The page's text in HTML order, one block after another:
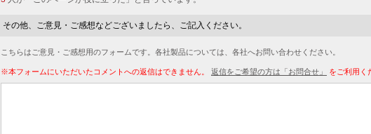
その他、ご意見・ご感想などございましたら、ご記入ください。
こちらはご意見・ご感想用のフォームです。各社製品については、各社へお問い合わせください。
※本フォームにいただいたコメントへの返信はできません。 返信をご希望の方は「お問合せ」 をご利用く